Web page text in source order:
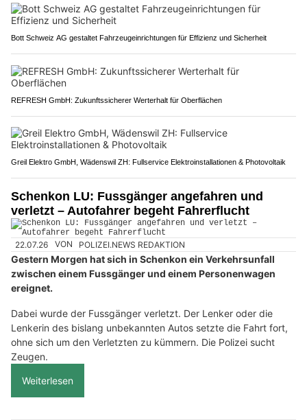
Bott Schweiz AG gestaltet Fahrzeugeinrichtungen für Effizienz und Sicherheit
REFRESH GmbH: Zukunftssicherer Werterhalt für Oberflächen
Greil Elektro GmbH, Wädenswil ZH: Fullservice Elektroinstallationen & Photovoltaik
Schenkon LU: Fussgänger angefahren und
verletzt – Autofahrer begeht Fahrerflucht
22.07.26 VON POLIZEI.NEWS REDAKTION
Gestern Morgen hat sich in Schenkon ein Verkehrsunfall
zwischen einem Fussgänger und einem Personenwagen
ereignet.
Dabei wurde der Fussgänger verletzt. Der Lenker oder die
Lenkerin des bislang unbekannten Autos setzte die Fahrt fort,
ohne sich um den Verletzten zu kümmern. Die Polizei sucht
Zeugen.
Weiterlesen